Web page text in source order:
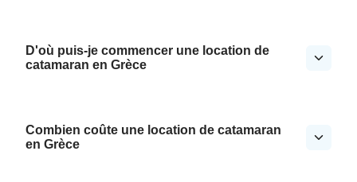
D'où puis-je commencer une location de
catamaran en Grèce
Combien coûte une location de catamaran
en Grèce